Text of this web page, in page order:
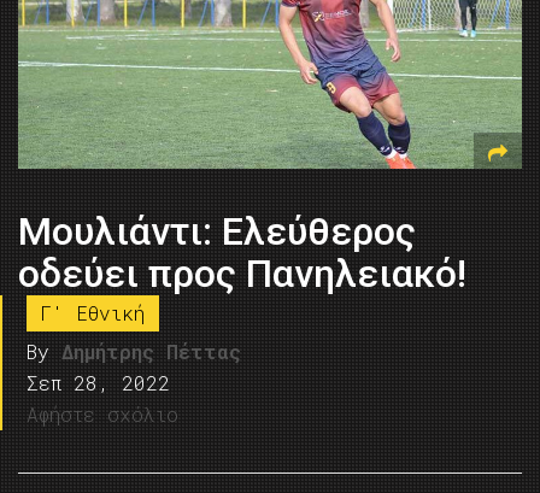
Μουλιάντι: Ελεύθερος
οδεύει προς Πανηλειακό!
Γ' Εθνική
By Δημήτρης Πέττας
Σεπ 28, 2022
Αφήστε σχόλιο